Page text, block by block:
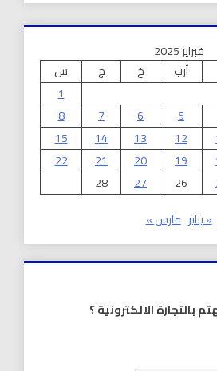
فبراير 2025
أرب خ ج
س
1
5
6
7
8
12
13
14
15
19
20
21
22
26
27
28
« يناير مارس »
بالتجارة الالكترونية ؟